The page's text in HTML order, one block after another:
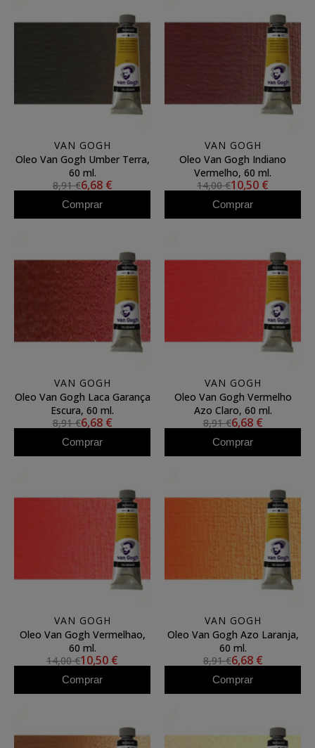
VAN GOGH
Oleo Van Gogh Umber Terra,
60 ml.
8,91 €6,68 €
Comprar
VAN GOGH
Oleo Van Gogh Indiano
Vermelho, 60 ml.
14,00 €10,50 €
Comprar
VAN GOGH
Oleo Van Gogh Laca Garança
Escura, 60 ml.
8,91 €6,68 €
Comprar
VAN GOGH
Oleo Van Gogh Vermelho
Azo Claro, 60 ml.
8,91 €6,68 €
Comprar
VAN GOGH
Oleo Van Gogh Vermelhao,
60 ml.
14,00 €10,50 €
Comprar
VAN GOGH
Oleo Van Gogh Azo Laranja,
60 ml.
8,91 €6,68 €
Comprar